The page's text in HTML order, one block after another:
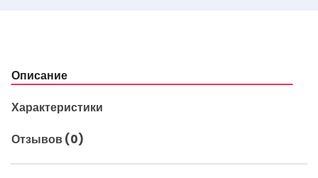
Описание
Характеристики
Отзывов (0)